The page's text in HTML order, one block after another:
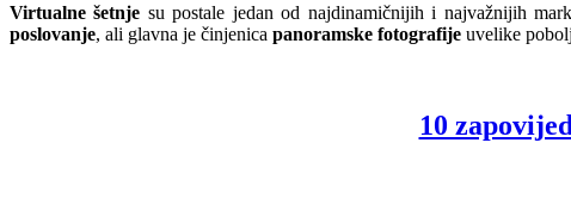
Virtualne šetnje su postale jedan od najdinamičnijih i najvažnijih
poslovanje, ali glavna je činjenica panoramske fotografije uvelike
10